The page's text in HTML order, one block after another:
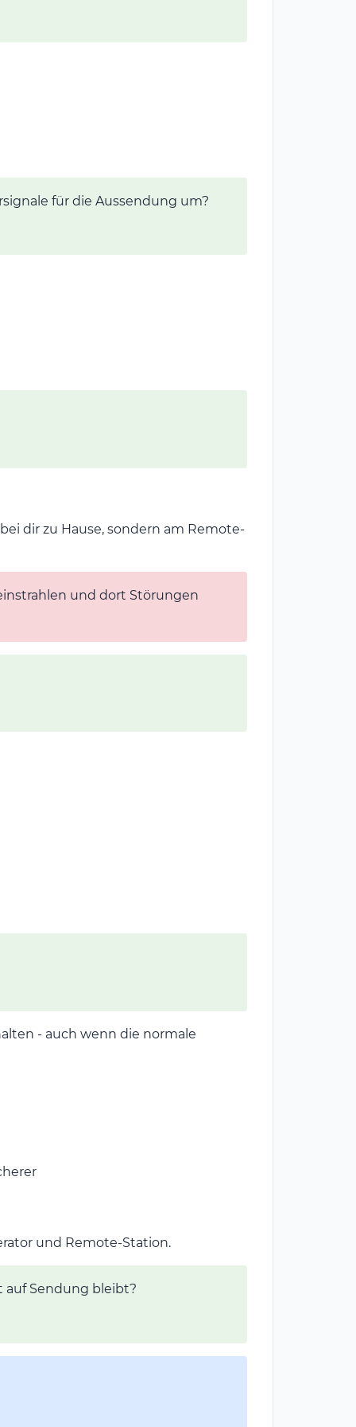
für die Aussendung um?
dir zu Hause, sondern am Remote-
und dort Störungen
- auch wenn die normale
und Remote-Station.
auf Sendung bleibt?